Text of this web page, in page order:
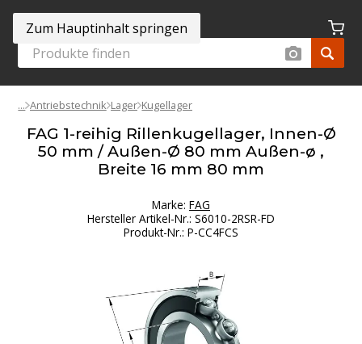
Zum Hauptinhalt springen
Antriebstechnik Lager Kugellager
FAG 1-reihig Rillenkugellager, Innen-Ø
50 mm / Außen-Ø 80 mm Außen-ø ,
Breite 16 mm 80 mm
Marke: FAG
Hersteller Artikel-Nr.: S6010-2RSR-FD
Produkt-Nr.: P-CC4FCS